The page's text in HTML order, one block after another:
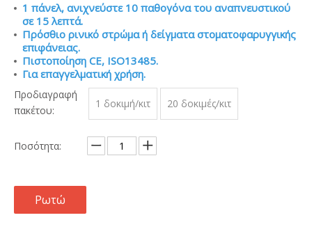
1 πάνελ, ανιχνεύστε 10 παθογόνα του αναπνευστικού
σε 15 λεπτά.
Πρόσθιο ρινικό στρώμα ή δείγματα στοματοφαρυγγικής
επιφάνειας.
Πιστοποίηση CE, ISO13485.
Για επαγγελματική χρήση.
Προδιαγραφή
πακέτου:
1 δοκιμή/κιτ 20 δοκιμές/κιτ
Ποσότητα:
Ρωτώ